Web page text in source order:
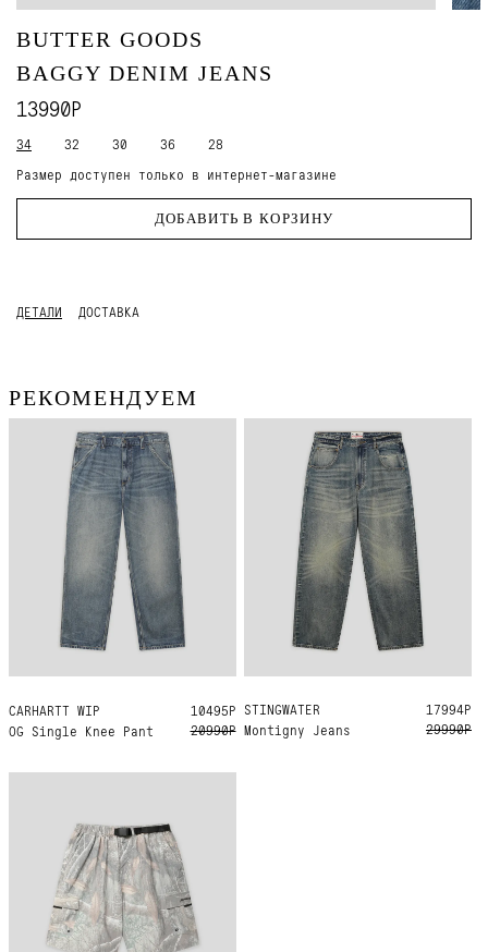
BUTTER GOODS
BAGGY DENIM JEANS
13990Р
34 32 30 36
28
Размер доступен только в интернет-магазине
ДОБАВИТЬ В КОРЗИНУ
ДЕТАЛИ ДОСТАВКА
РЕКОМЕНДУЕМ
CARHARTT WIP
OG Single Knee Pant
S XXL
10495Р
20990Р
STINGWATER
Montigny Jeans
M L XL
17994Р
29990Р